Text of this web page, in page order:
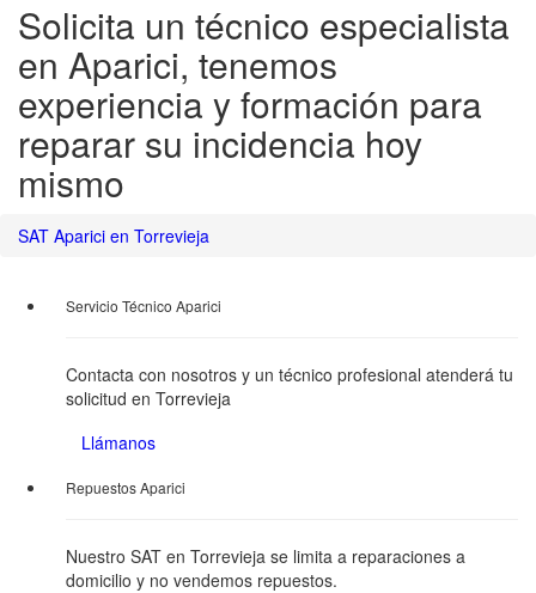
Solicita un técnico especialista
en Aparici, tenemos
experiencia y formación para
reparar su incidencia hoy
mismo
SAT Aparici en Torrevieja
Servicio Técnico Aparici
Contacta con nosotros y un técnico profesional atenderá tu
solicitud en Torrevieja
Llámanos
Repuestos Aparici
Nuestro SAT en Torrevieja se limita a reparaciones a
domicilio y no vendemos repuestos.